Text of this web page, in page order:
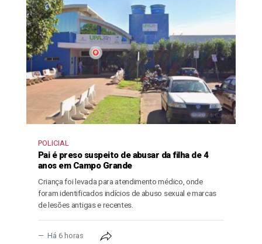
POLICIAL
Pai é preso suspeito de abusar da filha de 4
anos em Campo Grande
Criança foi levada para atendimento médico, onde
foram identificados indícios de abuso sexual e marcas
de lesões antigas e recentes.
Há 6 horas